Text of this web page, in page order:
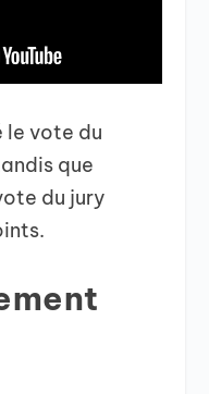
le vote du
que
du jury